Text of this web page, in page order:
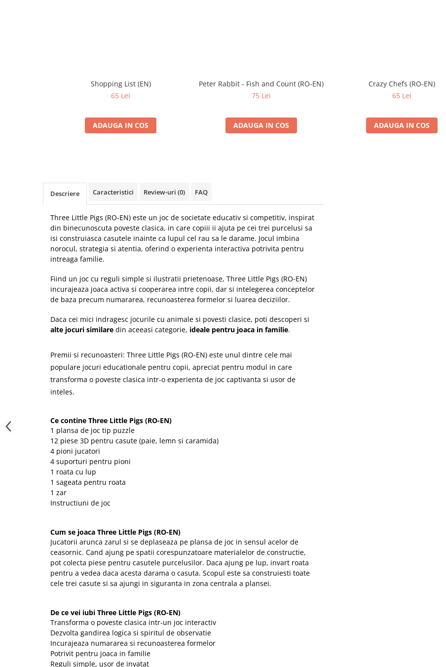
Shopping List (EN)
65 Lei
ADAUGA IN COS
Peter Rabbit - Fish and Count (RO-EN)
75 Lei
ADAUGA IN COS
Crazy Chefs (RO-EN)
65 Lei
ADAUGA IN COS
Descriere Caracteristici Review-uri (0) FAQ
Three Little Pigs (RO-EN) este un joc de societate educativ si competitiv, inspirat
din binecunoscuta poveste clasica, in care copiii ii ajuta pe cei trei purcelusi sa
isi construiasca casutele inainte ca lupul cel rau sa le darame. Jocul imbina
norocul, strategia si atentia, oferind o experienta interactiva potrivita pentru
intreaga familie.
Fiind un joc cu reguli simple si ilustratii prietenoase, Three Little Pigs (RO-EN)
incurajeaza joaca activa si cooperarea intre copii, dar si intelegerea conceptelor
de baza precum numararea, recunoasterea formelor si luarea deciziilor.
Daca cei mici indragesc jocurile cu animale si povesti clasice, poti descoperi si
alte jocuri similare din aceeasi categorie, ideale pentru joaca in familie.
Premii si recunoasteri: Three Little Pigs (RO-EN) este unul dintre cele mai
populare jocuri educationale pentru copii, apreciat pentru modul in care
transforma o poveste clasica intr-o experienta de joc captivanta si usor de
inteles.
Ce contine Three Little Pigs (RO-EN)
1 plansa de joc tip puzzle
12 piese 3D pentru casute (paie, lemn si caramida)
4 pioni jucatori
4 suporturi pentru pioni
1 roata cu lup
1 sageata pentru roata
1 zar
Instructiuni de joc
Cum se joaca Three Little Pigs (RO-EN)
Jucatorii arunca zarul si se deplaseaza pe plansa de joc in sensul acelor de
ceasornic. Cand ajung pe spatii corespunzatoare materialelor de constructie,
pot colecta piese pentru casutele purcelusilor. Daca ajung pe lup, invart roata
pentru a vedea daca acesta darama o casuta. Scopul este sa construiesti toate
cele trei casute si sa ajungi in siguranta in zona centrala a plansei.
De ce vei iubi Three Little Pigs (RO-EN)
Transforma o poveste clasica intr-un joc interactiv
Dezvolta gandirea logica si spiritul de observatie
Incurajeaza numararea si recunoasterea formelor
Potrivit pentru joaca in familie
Reguli simple, usor de invatat